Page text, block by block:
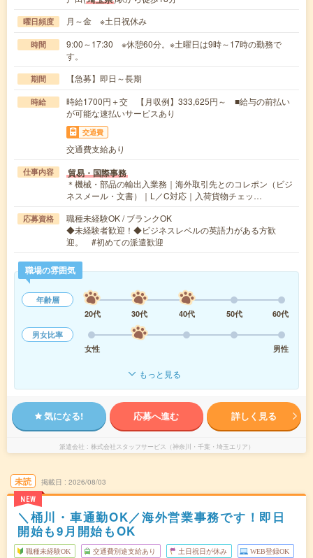
曜日頻度 月～金 ※土日祝休み
時間
9:00～17:30 ※休憩60分。※土曜日は9時～17時の勤務で
す。
期間 【急募】即日～長期
時給
時給1700円＋交 【月収例】333,625円～ ■給与の前払い
が可能な速払いサービスあり
交通費
交通費支給あり
仕事内容 貿易・国際事務
＊機械・部品の輸出入業務｜海外取引先とのコレポン（ビジ
ネスメール・文書）｜L／C対応｜入荷貨物チェッ…
応募資格
職種未経験OK / ブランクOK
◆未経験者歓迎！◆ビジネスレベルの英語力がある方歓
迎。 #初めての派遣歓迎
職場の雰囲気
年齢層
20代
30代 40代 50代
60代
男女比率
女性
男性
もっと見る
気になる! 応募へ進む 詳しく見る
派遣会社 株式会社スタッフサービス（神奈川・千葉・埼玉エリア）
未読
NEW
掲載日 2026/08/03
＼桶川・車通勤OK／海外営業事務です！即日
開始も9月開始もOK
職種未経験OK 交通費別途支給あり 土日祝日が休み WEB登録OK